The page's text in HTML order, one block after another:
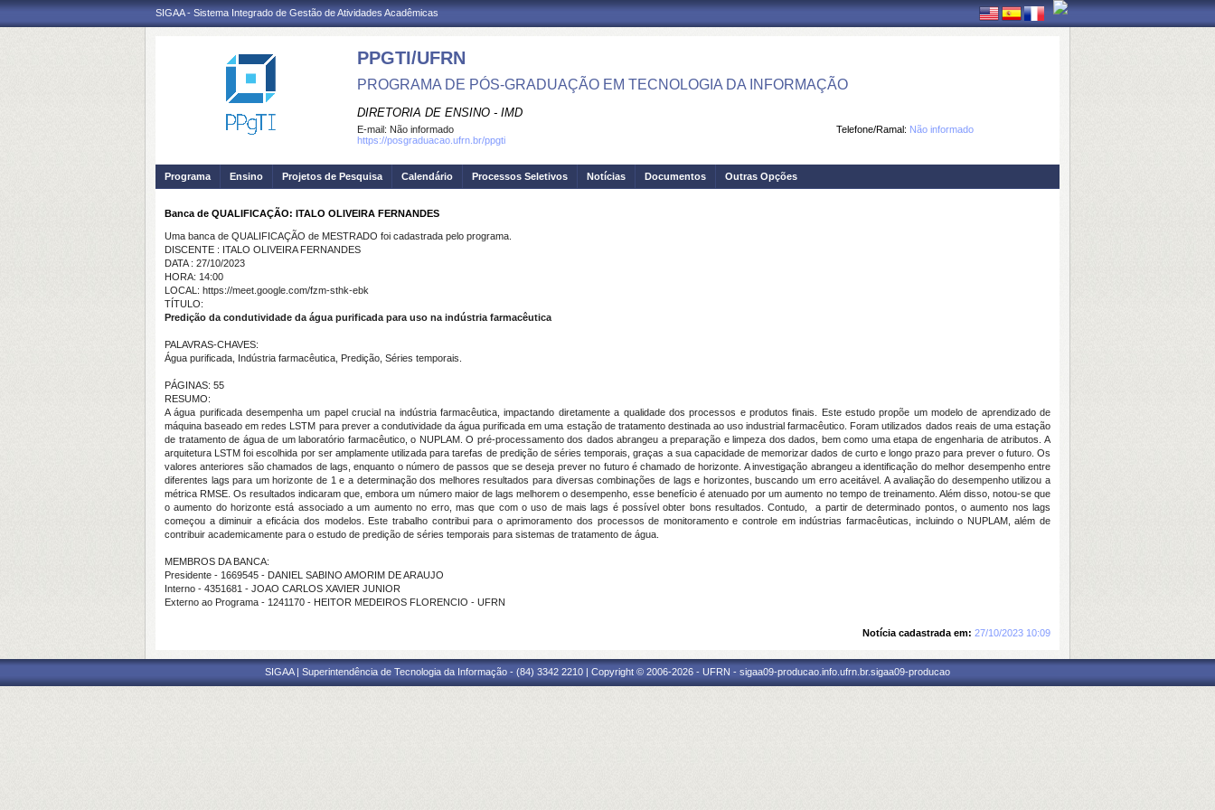
SIGAA - Sistema Integrado de Gestão de Atividades Acadêmicas
PPGTI/UFRN
PROGRAMA DE PÓS-GRADUAÇÃO EM TECNOLOGIA DA INFORMAÇÃO
DIRETORIA DE ENSINO - IMD
Telefone/Ramal: Não informado
E-mail: Não informado
https://posgraduacao.ufrn.br/ppgti
Programa Ensino Projetos de Pesquisa Calendário Processos Seletivos Notícias Documentos Outras Opções
Banca de QUALIFICAÇÃO: ITALO OLIVEIRA FERNANDES
Uma banca de QUALIFICAÇÃO de MESTRADO foi cadastrada pelo programa.
DISCENTE : ITALO OLIVEIRA FERNANDES
DATA : 27/10/2023
HORA: 14:00
LOCAL: https://meet.google.com/fzm-sthk-ebk
TÍTULO:
Predição da condutividade da água purificada para uso na indústria farmacêutica
PALAVRAS-CHAVES:
Água purificada, Indústria farmacêutica, Predição, Séries temporais.
PÁGINAS: 55
RESUMO:
A água purificada desempenha um papel crucial na indústria farmacêutica, impactando diretamente a qualidade dos processos e produtos finais. Este estudo propõe um modelo de aprendizado de
máquina baseado em redes LSTM para prever a condutividade da água purificada em uma estação de tratamento destinada ao uso industrial farmacêutico. Foram utilizados dados reais de uma estação
de tratamento de água de um laboratório farmacêutico, o NUPLAM. O pré-processamento dos dados abrangeu a preparação e limpeza dos dados, bem como uma etapa de engenharia de atributos. A
arquitetura LSTM foi escolhida por ser amplamente utilizada para tarefas de predição de séries temporais, graças a sua capacidade de memorizar dados de curto e longo prazo para prever o futuro. Os
valores anteriores são chamados de lags, enquanto o número de passos que se deseja prever no futuro é chamado de horizonte. A investigação abrangeu a identificação do melhor desempenho entre
diferentes lags para um horizonte de 1 e a determinação dos melhores resultados para diversas combinações de lags e horizontes, buscando um erro aceitável. A avaliação do desempenho utilizou a
métrica RMSE. Os resultados indicaram que, embora um número maior de lags melhorem o desempenho, esse benefício é atenuado por um aumento no tempo de treinamento. Além disso, notou-se que
o aumento do horizonte está associado a um aumento no erro, mas que com o uso de mais lags é possível obter bons resultados. Contudo, a partir de determinado pontos, o aumento nos lags
começou a diminuir a eficácia dos modelos. Este trabalho contribui para o aprimoramento dos processos de monitoramento e controle em indústrias farmacêuticas, incluindo o NUPLAM, além de
contribuir academicamente para o estudo de predição de séries temporais para sistemas de tratamento de água.
MEMBROS DA BANCA:
Presidente - 1669545 - DANIEL SABINO AMORIM DE ARAUJO
Interno - 4351681 - JOAO CARLOS XAVIER JUNIOR
Externo ao Programa - 1241170 - HEITOR MEDEIROS FLORENCIO - UFRN
Notícia cadastrada em: 27/10/2023 10:09
SIGAA | Superintendência de Tecnologia da Informação - (84) 3342 2210 | Copyright © 2006-2026 - UFRN - sigaa09-producao.info.ufrn.br.sigaa09-producao